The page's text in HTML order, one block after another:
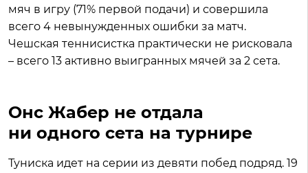
мяч в игру (71% первой подачи) и совершила
всего 4 невынужденных ошибки за матч.
Чешская теннисистка практически не рисковала
– всего 13 активно выигранных мячей за 2 сета.
Онс Жабер не отдала
ни одного сета на турнире
Туниска идет на серии из девяти побед подряд. 19